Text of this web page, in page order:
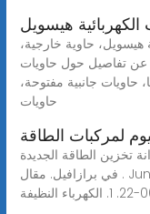
هيسويل
هيسويل، حاوية خارجية،
عن تفاصيل حول حاويات
20 قدمًا، حاوية 40 قدمًا، حاويات جانبية مفتوحة،
حاويات
لمركبات الطاقة
تخزين الطاقة الجديدة
في برازافيل. مقال . Jun 22, 2021· مقال - مستقبل الطاقة المتجددة